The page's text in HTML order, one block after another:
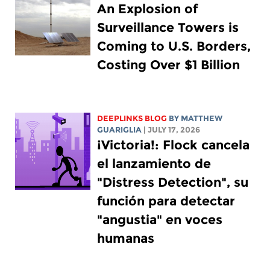
An Explosion of
Surveillance Towers is
Coming to U.S. Borders,
Costing Over $1 Billion
DEEPLINKS BLOG BY MATTHEW
GUARIGLIA | JULY 17, 2026
¡Victoria!: Flock cancela
el lanzamiento de
"Distress Detection", su
función para detectar
"angustia" en voces
humanas